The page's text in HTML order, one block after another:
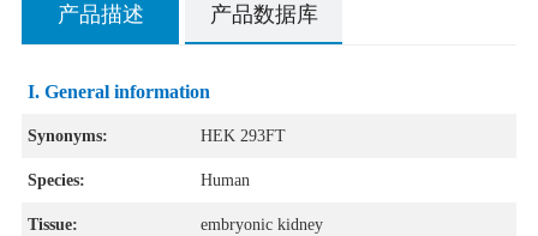
产品描述 产品数据库
I. General information
Synonyms: HEK 293FT
Species: Human
Tissue: embryonic kidney